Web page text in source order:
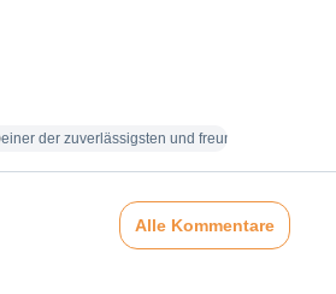
einer der zuverlässigsten und freundlichsten Partner
Alle Kommentare